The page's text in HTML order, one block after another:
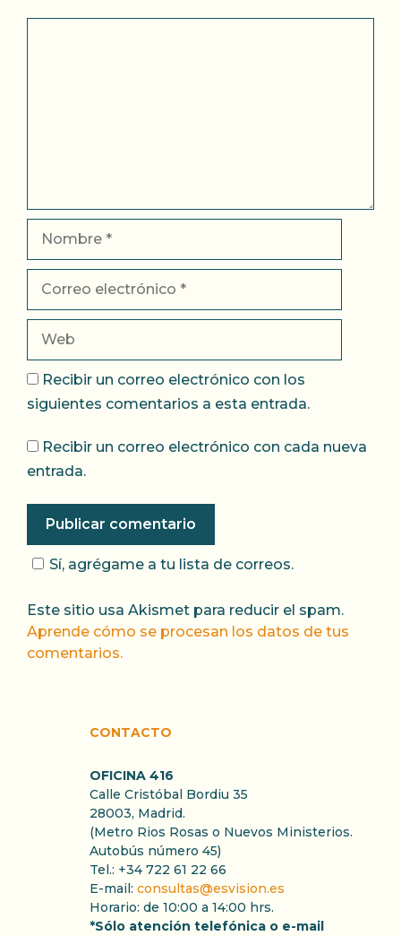
electrónico
Recibir un correo electrónico con los
siguientes comentarios a esta entrada.
Recibir un correo electrónico con cada nueva
entrada.
Sí, agrégame a tu lista de correos.
Este sitio usa Akismet para reducir el spam.
Aprende cómo se procesan los datos de tus
comentarios.
CONTACTO
OFICINA 416
Calle Cristóbal Bordiu 35
28003, Madrid.
(Metro Rios Rosas o Nuevos Ministerios.
Autobús número 45)
Tel.: +34 722 61 22 66
E-mail: consultas@esvision.es
Horario: de 10:00 a 14:00 hrs.
*Sólo atención telefónica o e-mail